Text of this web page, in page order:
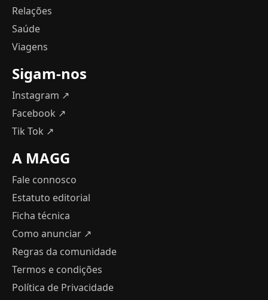
Relações
Saúde
Viagens
Sigam-nos
Instagram ↗
Facebook ↗
Tik Tok ↗
A MAGG
Fale connosco
Estatuto editorial
Ficha técnica
Como anunciar ↗
Regras da comunidade
Termos e condições
Política de Privacidade